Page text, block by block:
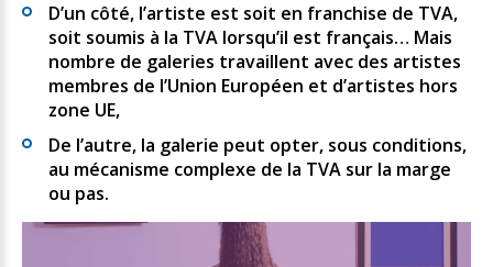
D’un côté, l’artiste est soit en franchise de TVA,
soit soumis à la TVA lorsqu’il est français… Mais
nombre de galeries travaillent avec des artistes
membres de l’Union Européen et d’artistes hors
zone UE,
De l’autre, la galerie peut opter, sous conditions,
au mécanisme complexe de la TVA sur la marge
ou pas.